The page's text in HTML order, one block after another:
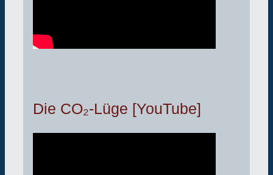
Die CO₂-Lüge [YouTube]